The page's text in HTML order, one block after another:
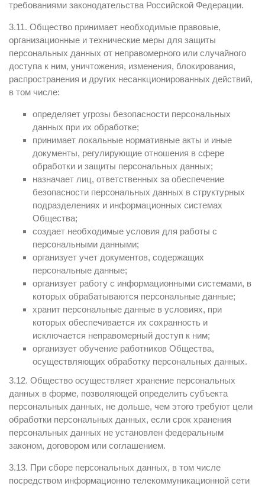
требованиями законодательства Российской Федерации.
3.11. Общество принимает необходимые правовые,
организационные и технические меры для защиты
персональных данных от неправомерного или случайного
доступа к ним, уничтожения, изменения, блокирования,
распространения и других несанкционированных действий,
в том числе:
определяет угрозы безопасности персональных
данных при их обработке;
принимает локальные нормативные акты и иные
документы, регулирующие отношения в сфере
обработки и защиты персональных данных;
назначает лиц, ответственных за обеспечение
безопасности персональных данных в структурных
подразделениях и информационных системах
Общества;
создает необходимые условия для работы с
персональными данными;
организует учет документов, содержащих
персональные данные;
организует работу с информационными системами, в
которых обрабатываются персональные данные;
хранит персональные данные в условиях, при
которых обеспечивается их сохранность и
исключается неправомерный доступ к ним;
организует обучение работников Общества,
осуществляющих обработку персональных данных.
3.12. Общество осуществляет хранение персональных
данных в форме, позволяющей определить субъекта
персональных данных, не дольше, чем этого требуют цели
обработки персональных данных, если срок хранения
персональных данных не установлен федеральным
законом, договором или соглашением.
3.13. При сборе персональных данных, в том числе
посредством информационно телекоммуникационной сети